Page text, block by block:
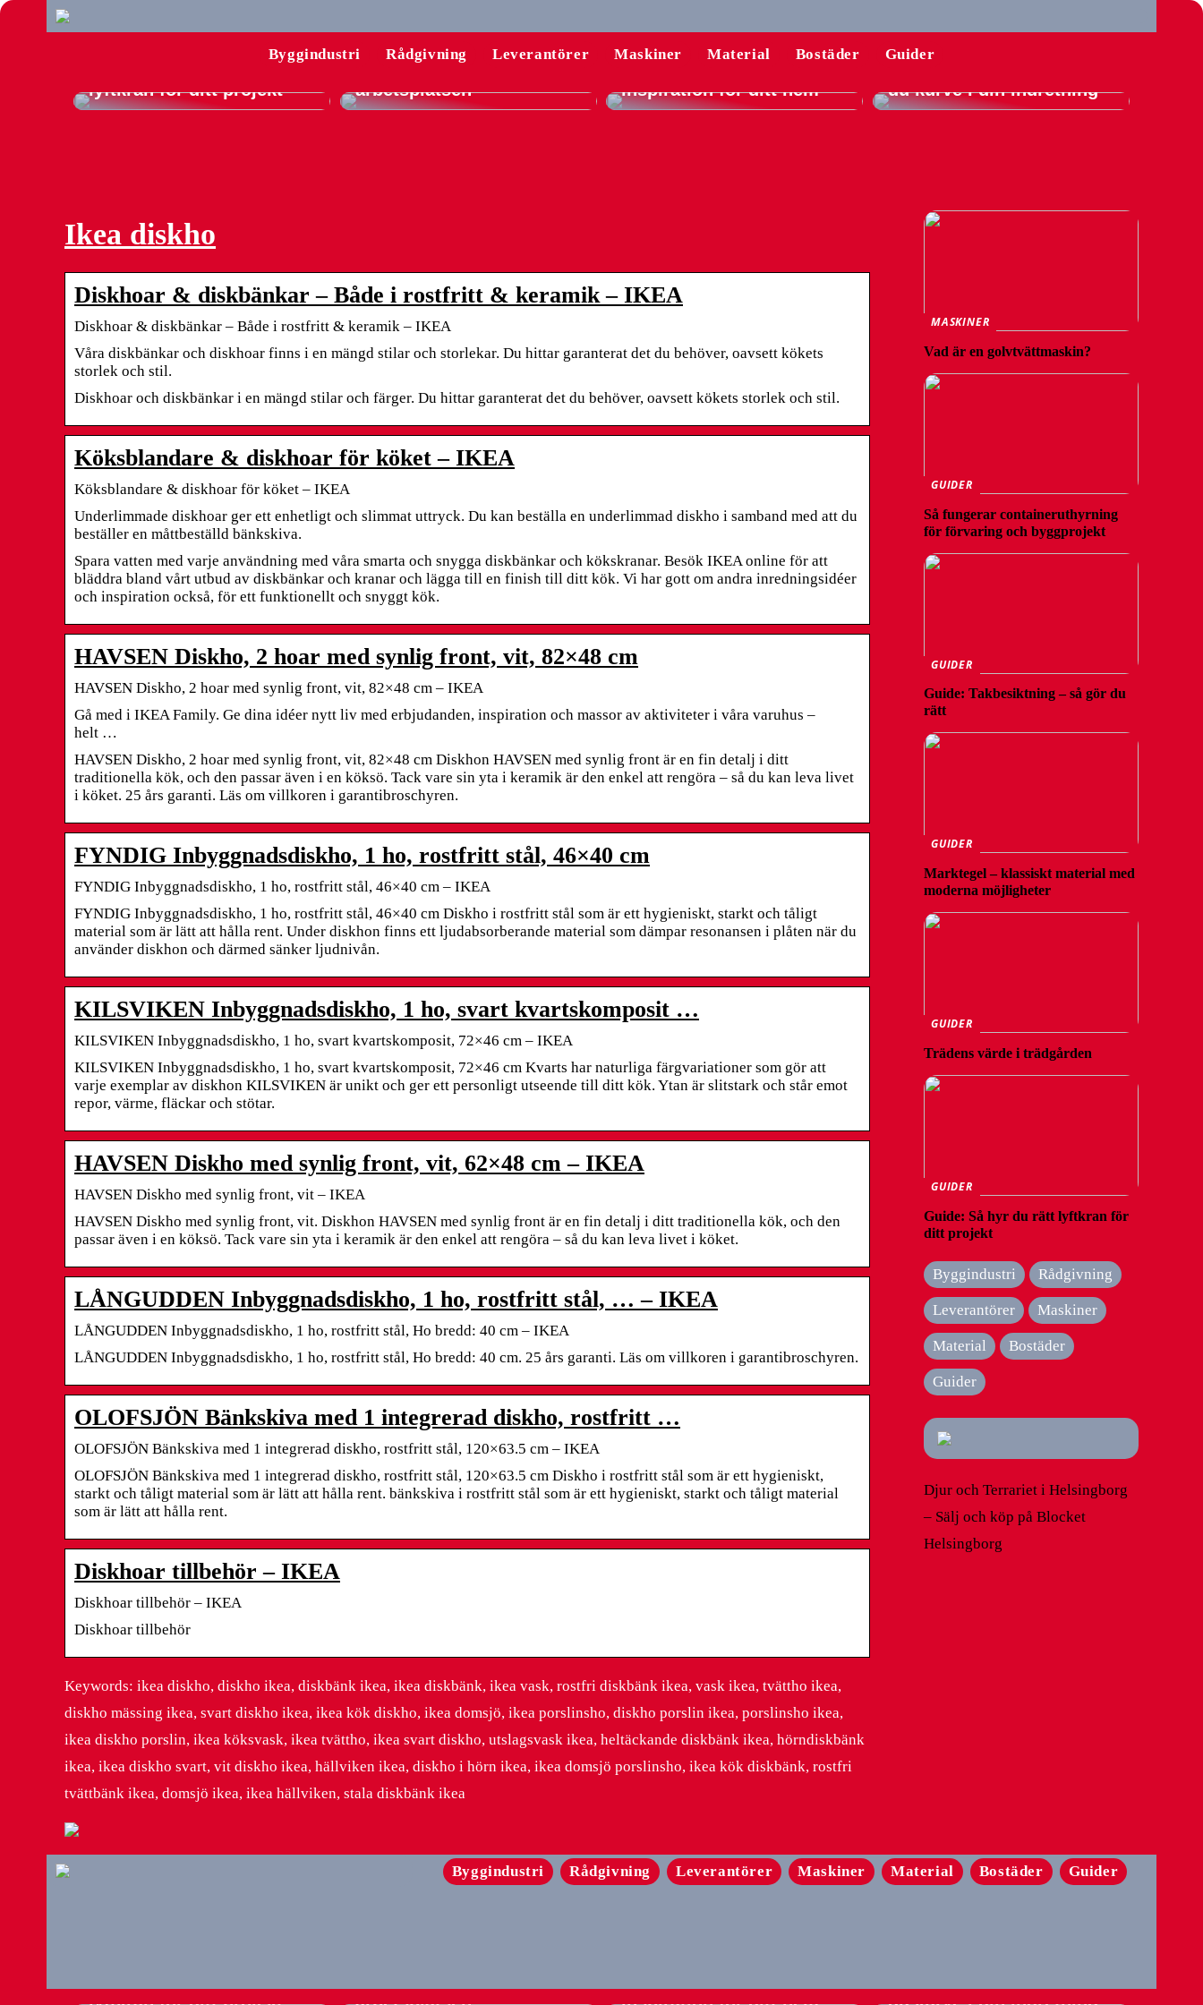
Byggindustri Rådgivning Leverantörer Maskiner Material Bostäder Guider
lyftkran för ditt projekt
Kontorsstolar: Din guide
till komfort och
arbetsplatsen
En komplett guide till
inspiration för ditt hem
du kurve i din indretning
Ikea diskho
Diskhoar & diskbänkar – Både i rostfritt & keramik – IKEA
Diskhoar & diskbänkar – Både i rostfritt & keramik – IKEA
Våra diskbänkar och diskhoar finns i en mängd stilar och storlekar. Du hittar garanterat det du behöver, oavsett kökets
storlek och stil.
Diskhoar och diskbänkar i en mängd stilar och färger. Du hittar garanterat det du behöver, oavsett kökets storlek och stil.
Köksblandare & diskhoar för köket – IKEA
Köksblandare & diskhoar för köket – IKEA
Underlimmade diskhoar ger ett enhetligt och slimmat uttryck. Du kan beställa en underlimmad diskho i samband med att du
beställer en måttbeställd bänkskiva.
Spara vatten med varje användning med våra smarta och snygga diskbänkar och kökskranar. Besök IKEA online för att
bläddra bland vårt utbud av diskbänkar och kranar och lägga till en finish till ditt kök. Vi har gott om andra inredningsidéer
och inspiration också, för ett funktionellt och snyggt kök.
HAVSEN Diskho, 2 hoar med synlig front, vit, 82×48 cm
HAVSEN Diskho, 2 hoar med synlig front, vit, 82×48 cm – IKEA
Gå med i IKEA Family. Ge dina idéer nytt liv med erbjudanden, inspiration och massor av aktiviteter i våra varuhus –
helt …
HAVSEN Diskho, 2 hoar med synlig front, vit, 82×48 cm Diskhon HAVSEN med synlig front är en fin detalj i ditt
traditionella kök, och den passar även i en köksö. Tack vare sin yta i keramik är den enkel att rengöra – så du kan leva livet
i köket. 25 års garanti. Läs om villkoren i garantibroschyren.
FYNDIG Inbyggnadsdiskho, 1 ho, rostfritt stål, 46×40 cm
FYNDIG Inbyggnadsdiskho, 1 ho, rostfritt stål, 46×40 cm – IKEA
FYNDIG Inbyggnadsdiskho, 1 ho, rostfritt stål, 46×40 cm Diskho i rostfritt stål som är ett hygieniskt, starkt och tåligt
material som är lätt att hålla rent. Under diskhon finns ett ljudabsorberande material som dämpar resonansen i plåten när du
använder diskhon och därmed sänker ljudnivån.
KILSVIKEN Inbyggnadsdiskho, 1 ho, svart kvartskomposit …
KILSVIKEN Inbyggnadsdiskho, 1 ho, svart kvartskomposit, 72×46 cm – IKEA
KILSVIKEN Inbyggnadsdiskho, 1 ho, svart kvartskomposit, 72×46 cm Kvarts har naturliga färgvariationer som gör att
varje exemplar av diskhon KILSVIKEN är unikt och ger ett personligt utseende till ditt kök. Ytan är slitstark och står emot
repor, värme, fläckar och stötar.
HAVSEN Diskho med synlig front, vit, 62×48 cm – IKEA
HAVSEN Diskho med synlig front, vit – IKEA
HAVSEN Diskho med synlig front, vit. Diskhon HAVSEN med synlig front är en fin detalj i ditt traditionella kök, och den
passar även i en köksö. Tack vare sin yta i keramik är den enkel att rengöra – så du kan leva livet i köket.
LÅNGUDDEN Inbyggnadsdiskho, 1 ho, rostfritt stål, … – IKEA
LÅNGUDDEN Inbyggnadsdiskho, 1 ho, rostfritt stål, Ho bredd: 40 cm – IKEA
LÅNGUDDEN Inbyggnadsdiskho, 1 ho, rostfritt stål, Ho bredd: 40 cm. 25 års garanti. Läs om villkoren i garantibroschyren.
OLOFSJÖN Bänkskiva med 1 integrerad diskho, rostfritt …
OLOFSJÖN Bänkskiva med 1 integrerad diskho, rostfritt stål, 120×63.5 cm – IKEA
OLOFSJÖN Bänkskiva med 1 integrerad diskho, rostfritt stål, 120×63.5 cm Diskho i rostfritt stål som är ett hygieniskt,
starkt och tåligt material som är lätt att hålla rent. bänkskiva i rostfritt stål som är ett hygieniskt, starkt och tåligt material
som är lätt att hålla rent.
Diskhoar tillbehör – IKEA
Diskhoar tillbehör – IKEA
Diskhoar tillbehör
Keywords: ikea diskho, diskho ikea, diskbänk ikea, ikea diskbänk, ikea vask, rostfri diskbänk ikea, vask ikea, tvättho ikea,
diskho mässing ikea, svart diskho ikea, ikea kök diskho, ikea domsjö, ikea porslinsho, diskho porslin ikea, porslinsho ikea,
ikea diskho porslin, ikea köksvask, ikea tvättho, ikea svart diskho, utslagsvask ikea, heltäckande diskbänk ikea, hörndiskbänk
ikea, ikea diskho svart, vit diskho ikea, hällviken ikea, diskho i hörn ikea, ikea domsjö porslinsho, ikea kök diskbänk, rostfri
tvättbänk ikea, domsjö ikea, ikea hällviken, stala diskbänk ikea
MASKINER
Vad är en golvtvättmaskin?
GUIDER
Så fungerar containeruthyrning
för förvaring och byggprojekt
GUIDER
Guide: Takbesiktning – så gör du
rätt
GUIDER
Marktegel – klassiskt material med
moderna möjligheter
GUIDER
Trädens värde i trädgården
GUIDER
Guide: Så hyr du rätt lyftkran för
ditt projekt
Byggindustri Rådgivning
Leverantörer Maskiner
Material Bostäder
Guider
Djur och Terrariet i Helsingborg
– Sälj och köp på Blocket
Helsingborg
Byggindustri Rådgivning Leverantörer Maskiner Material Bostäder Guider
lyftkran för ditt projekt
arbetsplatsen
inspiration för ditt hem
du kurve i din indretning